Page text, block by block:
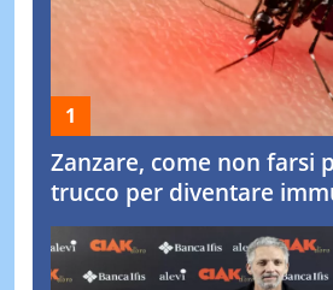
Zanzare, come non farsi
trucco per diventare